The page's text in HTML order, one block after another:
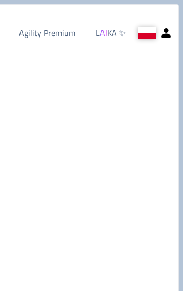
Agility Premium LAIKA ✨